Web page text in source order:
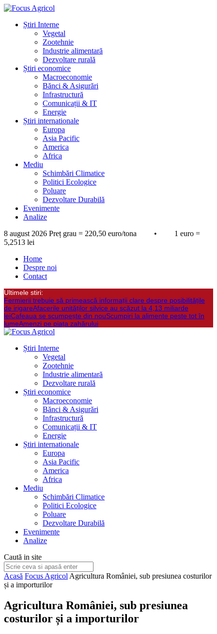
Știri Interne
Vegetal
Zootehnie
Industrie alimentară
Dezvoltare rurală
Știri economice
Macroeconomie
Bănci & Asigurări
Infrastructură
Comunicații & IT
Energie
Știri internationale
Europa
Asia Pacific
America
Africa
Mediu
Schimbări Climatice
Politici Ecologice
Poluare
Dezvoltare Durabilă
Evenimente
Analize
8 august 2026 Preț grau = 220,50 euro/tona • 1 euro =
5,2513 lei
Home
Despre noi
Contact
Ultimele stiri:
Fermierii trebuie să primească informații clare despre posibilitățile
de irigareAfacerile unităților silvice au scăzut la 4,13 miliarde
leiCafeaua se scumpește din nouScumpiri la alimente peste tot în
lumeAmenzi pe piața zahărului
Știri Interne
Vegetal
Zootehnie
Industrie alimentară
Dezvoltare rurală
Știri economice
Macroeconomie
Bănci & Asigurări
Infrastructură
Comunicații & IT
Energie
Știri internationale
Europa
Asia Pacific
America
Africa
Mediu
Schimbări Climatice
Politici Ecologice
Poluare
Dezvoltare Durabilă
Evenimente
Analize
Caută in site
Acasă Focus Agricol Agricultura României, sub presiunea costurilor
și a importurilor
Agricultura României, sub presiunea
costurilor și a importurilor